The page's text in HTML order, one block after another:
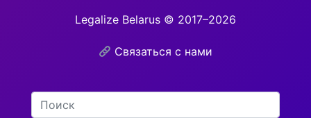
Legalize Belarus © 2017–2026
Связаться с нами